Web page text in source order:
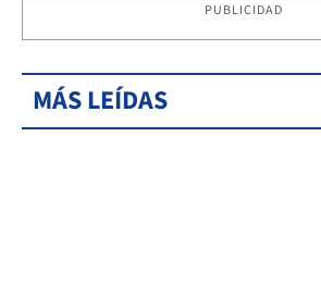
PUBLICIDAD
MÁS LEÍDAS